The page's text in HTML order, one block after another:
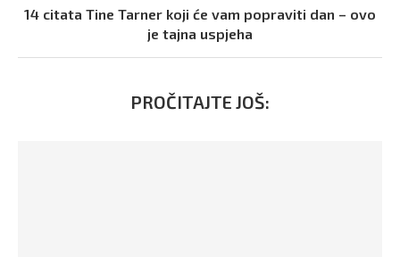
14 citata Tine Tarner koji će vam popraviti dan – ovo
je tajna uspjeha
PROČITAJTE JOŠ: